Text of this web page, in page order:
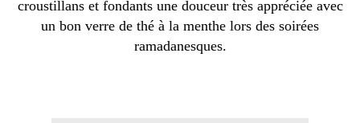
croustillans et fondants une douceur très appréciée avec
un bon verre de thé à la menthe lors des soirées
ramadanesques.